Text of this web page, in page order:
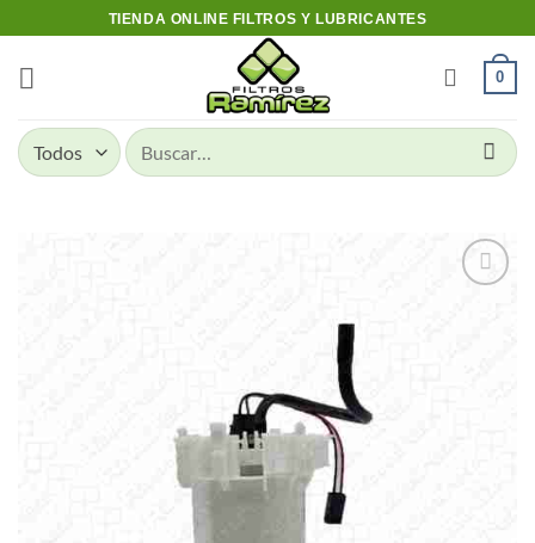
to
content
TIENDA ONLINE FILTROS Y LUBRICANTES
0
Buscar
por: